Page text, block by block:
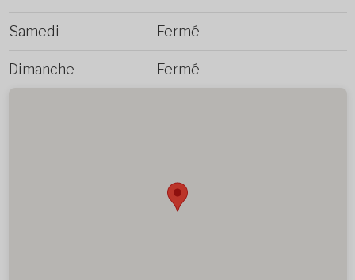
Samedi Fermé
Dimanche Fermé